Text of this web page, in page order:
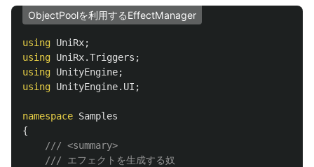
ObjectPoolを利用するEffectManager
using UniRx;
using UniRx.Triggers ;
using UnityEngine;
using UnityEngine.UI ;
namespace Samples
{
/// <summary>
/// エフェクトを生成する奴